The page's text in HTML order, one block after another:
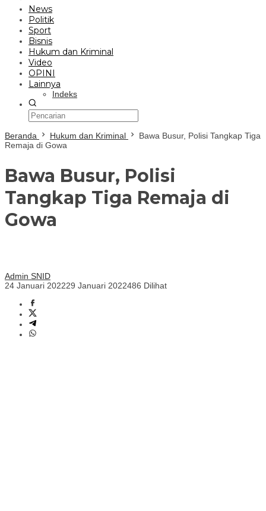
News
Politik
Sport
Bisnis
Hukum dan Kriminal
Video
OPINI
Lainnya
Indeks
Beranda Hukum dan Kriminal
Bawa Busur, Polisi Tangkap Tiga
Remaja di Gowa
Bawa Busur, Polisi
Tangkap Tiga Remaja di
Gowa
Admin SNID
24 Januari 202229 Januari 2022486 Dilihat